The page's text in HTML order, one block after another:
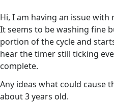
Hi, I am having an issue
It seems to be washing fine
portion of the cycle and
hear the timer still ticking
complete.
Any ideas what could cause
about 3 years old.